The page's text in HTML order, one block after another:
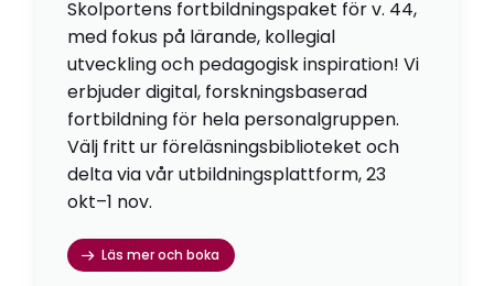
Skolportens fortbildningspaket för v. 44,
med fokus på lärande, kollegial
utveckling och pedagogisk inspiration! Vi
erbjuder digital, forskningsbaserad
fortbildning för hela personalgruppen.
Välj fritt ur föreläsningsbiblioteket och
delta via vår utbildningsplattform, 23
okt–1 nov.
Läs mer och boka